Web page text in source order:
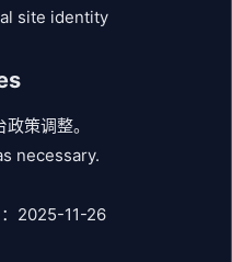
site identity
策调整。
necessary.
2025-11-26